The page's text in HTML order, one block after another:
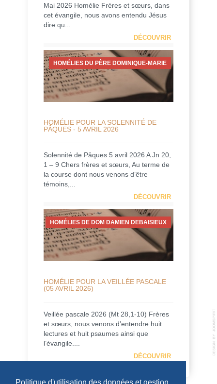
Mai 2026 Homélie Frères et sœurs, dans
cet évangile, nous avons entendu Jésus
dire qu...
DÉCOUVRIR
HOMÉLIES DU PÈRE DOMINIQUE-MARIE
HOMÉLIE POUR LA SOLENNITÉ DE
PÂQUES - 5 AVRIL 2026
Solennité de Pâques 5 avril 2026 A Jn 20,
1 – 9 Chers frères et sœurs, Au terme de
la course dont nous venons d’être
témoins,...
DÉCOUVRIR
HOMÉLIES DE DOM DAMIEN DEBAISIEUX
HOMÉLIE POUR LA VEILLÉE PASCALE
(05 AVRIL 2026)
Veillée pascale 2026 (Mt 28,1-10) Frères
et sœurs, nous venons d’entendre huit
lectures et huit psaumes ainsi que
l’évangile....
DÉCOUVRIR